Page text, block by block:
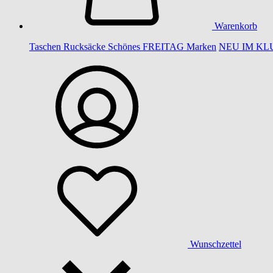
Warenkorb
Taschen Rucksäcke Schönes FREITAG Marken NEU IM
Wunschzettel